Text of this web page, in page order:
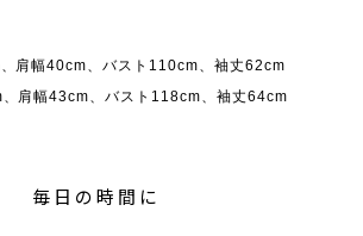
肩幅40cm、バスト110cm、袖丈62cm
肩幅43cm、バスト118cm、袖丈64cm
毎日の時間に